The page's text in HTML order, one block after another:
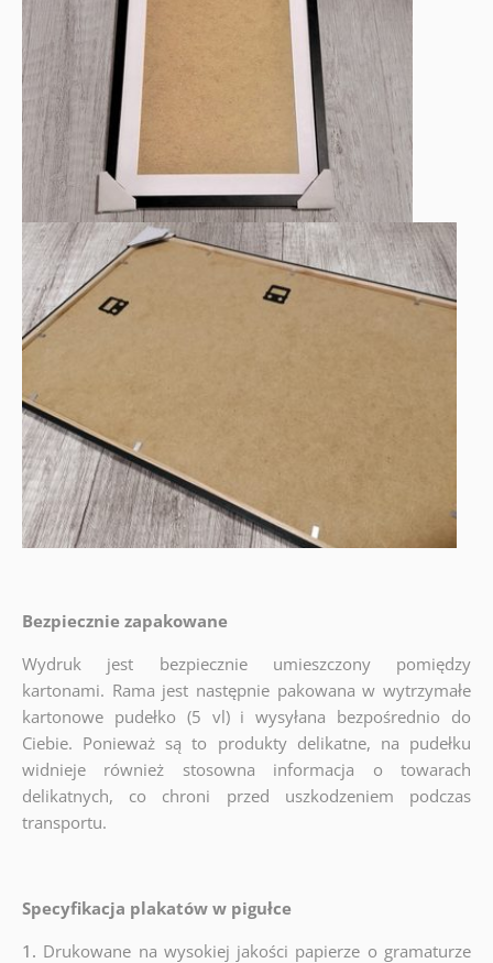
Bezpiecznie zapakowane
Wydruk jest bezpiecznie umieszczony pomiędzy
kartonami. Rama jest następnie pakowana w wytrzymałe
kartonowe pudełko (5 vl) i wysyłana bezpośrednio do
Ciebie. Ponieważ są to produkty delikatne, na pudełku
widnieje również stosowna informacja o towarach
delikatnych, co chroni przed uszkodzeniem podczas
transportu.
Specyfikacja plakatów w pigułce
1. Drukowane na wysokiej jakości papierze o gramaturze